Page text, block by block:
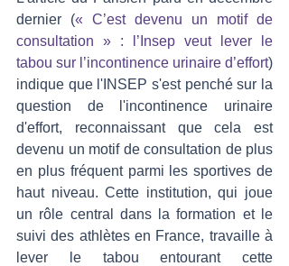
dernier (« C’est devenu un motif de
consultation » : l’Insep veut lever le
tabou sur l’incontinence urinaire d’effort)
indique que l'INSEP s'est penché sur la
question de l'incontinence urinaire
d'effort, reconnaissant que cela est
devenu un motif de consultation de plus
en plus fréquent parmi les sportives de
haut niveau. Cette institution, qui joue
un rôle central dans la formation et le
suivi des athlètes en France, travaille à
lever le tabou entourant cette